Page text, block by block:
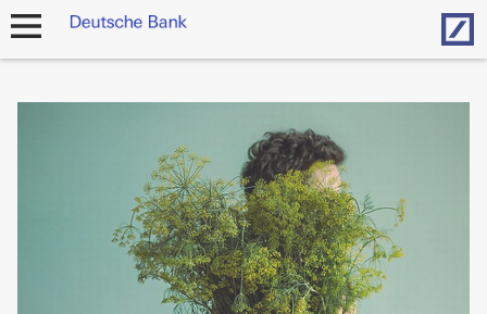
Navigation